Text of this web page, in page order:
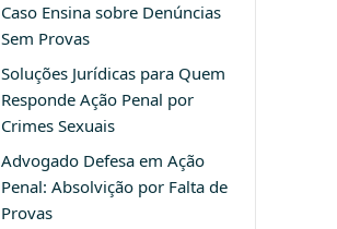
Caso Ensina sobre Denúncias
Sem Provas
Soluções Jurídicas para Quem
Responde Ação Penal por
Crimes Sexuais
Advogado Defesa em Ação
Penal: Absolvição por Falta de
Provas